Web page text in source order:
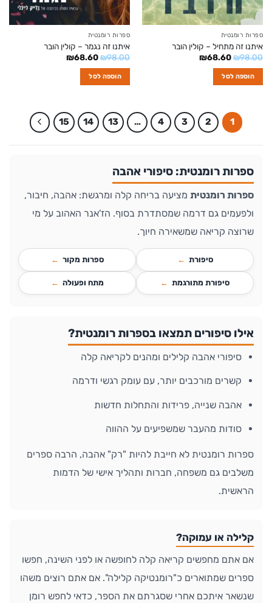
ספרות רומנטית
איתנו זה מתחיל – קולין הובר
₪98.00
המחיר
היה:
₪98.00.
₪68.60
המחיר
הוספה לסל
ספרות רומנטית
איתנו זה נגמר – קולין הובר
₪98.00
המחיר
היה:
₪98.00.
₪68.60
המחיר
הוספה לסל
1
2
3
4
…
13
14
15
ספרות רומנטית: סיפורי אהבה
ספרות רומנטית מציעה בריחה קלה ומרגשת: אהבה, חיבור,
ולפעמים גם דרמה שמסתדרת בסוף. הז'אנר האהוב על מי
שרוצה קריאה שמשאירה חיוך.
סיפורת ספרות מקור
סיפורת מתורגמת מתח ופעולה
אילו סיפורים תמצאו בספרות רומנטית?
סיפורי אהבה קלילים ומהנים לקריאה קלה
קשרים מורכבים יותר, עם עומק רגשי ודרמה
אהבה שנייה, פרידות והתחלות חדשות
סודות מהעבר שמשפיעים על ההווה
ספרות רומנטית לא חייבת להיות "רק" אהבה, הרבה ספרים
משלבים גם משפחה, חברות ותהליך אישי של הדמות
הראשית.
קלילה או עמוקה?
אם אתם מחפשים קריאה קלה לחופשה או לפני השינה, חפשו
ספרים שמתוארים כ"רומנטיקה קלילה". אם אתם רוצים משהו
שנשאר איתכם אחרי שסגרתם את הספר, כדאי לחפש רומן